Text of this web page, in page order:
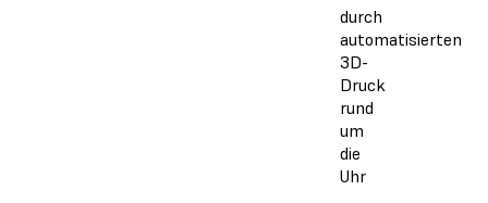
durch
automatisierten
3D-
Druck
rund
um
die
Uhr